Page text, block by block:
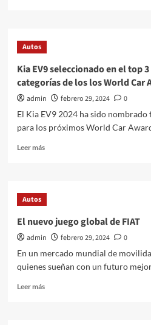
Acura
que
rompe
récords
al
Concurso
Autos
Kia EV9 seleccionado en el top
categorías de los los World Car
admin febrero 29, 2024
0
El Kia EV9 2024 ha sido nombrado
para los próximos World Car
Leer másLeer
EV9
el
top
finalistas
en
Autos
El nuevo juego global de FIAT
admin febrero 29, 2024
0
En un mercado mundial de
quienes sueñan con un futuro
Leer másLeer